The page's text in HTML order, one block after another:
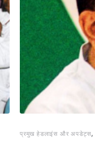
प्रमुख हेडलाइंस और अपडेट्स,